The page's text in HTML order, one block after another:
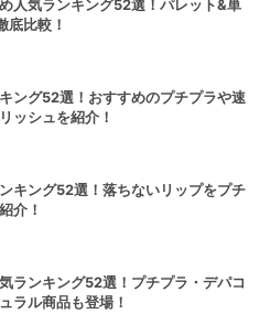
人気ランキング52選！パレット&単
底比較！
ング52選！おすすめのプチプラや速
ッシュを紹介！
キング52選！落ちないリップをプチ
介！
ランキング52選！プチプラ・デパコ
ラル商品も登場！